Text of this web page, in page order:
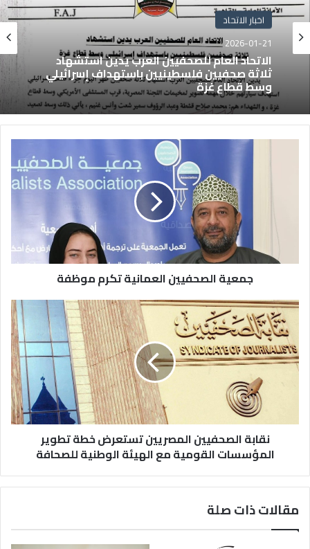
اخبار الاتحاد
2026-01-21
الاتحاد العام للصحفيين العرب يدين استشهاد
ثلاثة صحفيين فلسطينيين باستهداف إسرائيلي
وسط قطاع غزة
جمعية الصحفيين العمانية تكرم موظفة
نقابة الصحفيين المصريين تستعرض خطة تطوير
المؤسسات القومية مع الهيئة الوطنية للصحافة
مقالات ذات صلة